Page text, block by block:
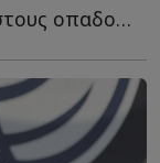
Η δέσμευση του Ούγγρου μέσου στους οπαδούς τ...